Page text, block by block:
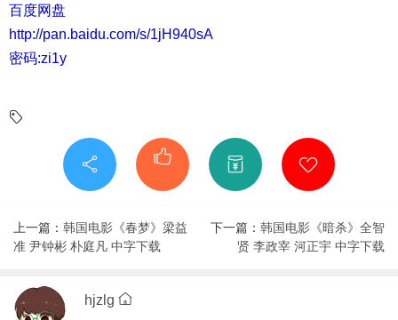
百度网盘
http://pan.baidu.com/s/1jH940sA
密码:zi1y
上一篇： 韩国电影《春梦》梁益
准 尹钟彬 朴庭凡 中字下载
下一篇： 韩国电影《暗杀》全智
贤 李政宰 河正宇 中字下载
hjzlg